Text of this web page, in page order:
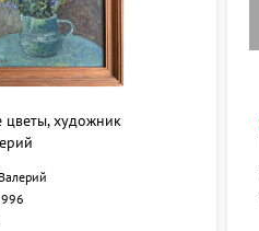
цветы, художник